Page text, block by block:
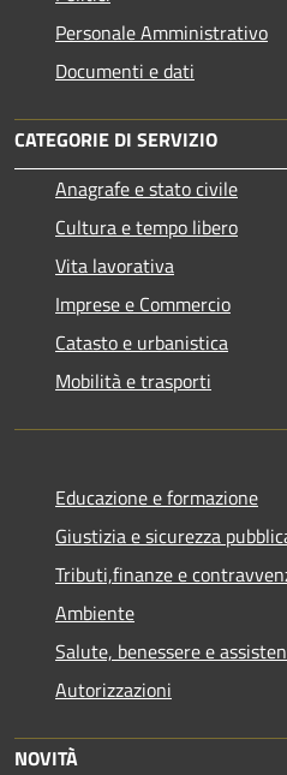
Personale Amministrativo
Documenti e dati
CATEGORIE DI SERVIZIO
Anagrafe e stato civile
Cultura e tempo libero
Vita lavorativa
Imprese e Commercio
Catasto e urbanistica
Mobilità e trasporti
Educazione e formazione
Giustizia e sicurezza
Tributi,finanze e
Ambiente
Salute, benessere e
Autorizzazioni
NOVITÀ